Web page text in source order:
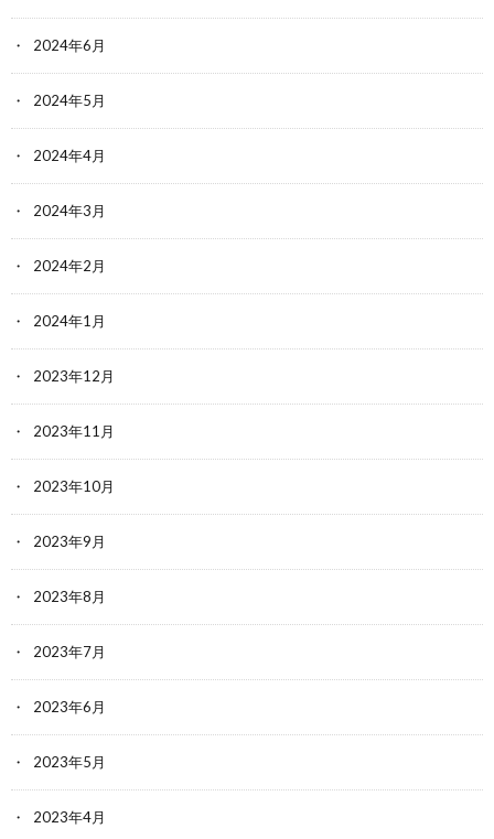
2024年6月
2024年5月
2024年4月
2024年3月
2024年2月
2024年1月
2023年12月
2023年11月
2023年10月
2023年9月
2023年8月
2023年7月
2023年6月
2023年5月
2023年4月